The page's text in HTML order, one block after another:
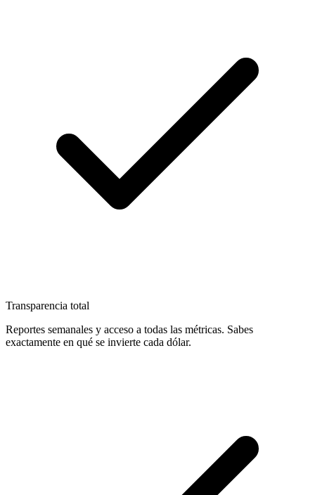
Transparencia total
Reportes semanales y acceso a todas las métricas. Sabes
exactamente en qué se invierte cada dólar.